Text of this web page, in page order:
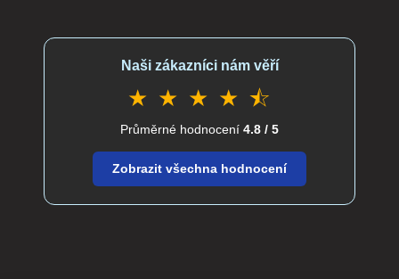
Naši zákazníci nám věří
★ ★ ★ ★ ⯪
Průměrné hodnocení 4.8 / 5
Zobrazit všechna hodnocení